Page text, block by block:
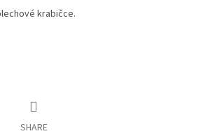
krabičce.
SHARE